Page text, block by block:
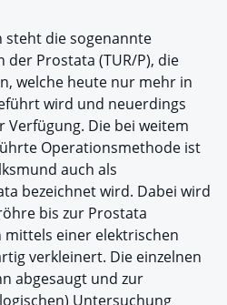
steht die sogenannte
Prostata (TUR/P), die
welche heute nur mehr in
wird und neuerdings
Verfügung. Die bei weitem
Operationsmethode ist
auch als
bezeichnet wird. Dabei wird
bis zur Prostata
einer elektrischen
verkleinert. Die einzelnen
abgesaugt und zur
Untersuchung